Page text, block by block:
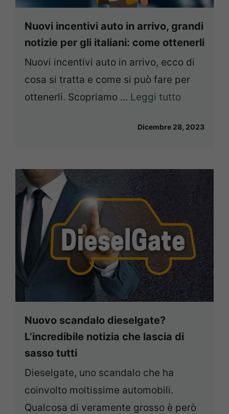
Nuovi incentivi auto in arrivo, grandi
notizie per gli italiani: come ottenerli
Nuovi incentivi auto in arrivo, ecco di
cosa si tratta e come si può fare per
ottenerli. Scopriamo ... Leggi tutto
Dicembre 28, 2023
Nuovo scandalo dieselgate?
L’incredibile notizia che lascia di
sasso tutti
Dieselgate, uno scandalo che ha
coinvolto moltissime automobili.
Qualcosa di veramente grosso è però